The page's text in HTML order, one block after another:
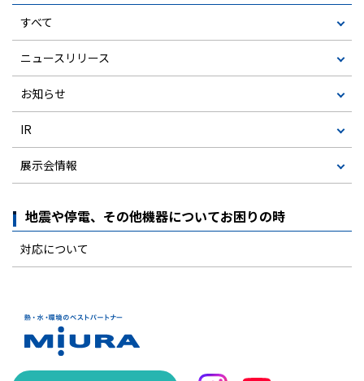
すべて
ニュースリリース
お知らせ
IR
展示会情報
地震や停電、その他機器についてお困りの時
対応について